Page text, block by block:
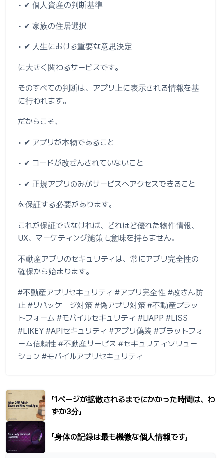
• ✔ 個人資産の判断基準
• ✔ 家族の住居選択
• ✔ 人生における重要な意思決定
に大きく関わるサービスです。
そのすべての判断は、アプリ上に表示される情報を基
に行われます。
だからこそ、
• ✔ アプリが本物であること
• ✔ コードが改ざんされていないこと
• ✔ 正規アプリのみがサービスへアクセスできること
を保証する必要があります。
これが保証できなければ、どれほど優れた物件情報、
UX、マーケティング施策も意味を持ちません。
不動産アプリのセキュリティは、常にアプリ完全性の
確保から始まります。
#不動産アプリセキュリティ #アプリ完全性 #改ざん防
止 #リパッケージ対策 #偽アプリ対策 #不動産プラッ
トフォーム #モバイルセキュリティ #LIAPP #LISS
#LIKEY #APIセキュリティ #アプリ偽装 #プラットフォ
ーム信頼性 #不動産サービス #セキュリティソリュー
ション #モバイルアプリセキュリティ
「1ページが拡散されるまでにかかった時間は、わ
ずか3分」
「身体の記録は最も機微な個人情報です」